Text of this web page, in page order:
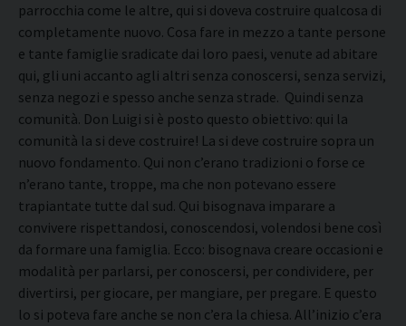
parrocchia come le altre, qui si doveva costruire qualcosa di
completamente nuovo. Cosa fare in mezzo a tante persone
e tante famiglie sradicate dai loro paesi, venute ad abitare
qui, gli uni accanto agli altri senza conoscersi, senza servizi,
senza negozi e spesso anche senza strade. Quindi senza
comunità. Don Luigi si è posto questo obiettivo: qui la
comunità la si deve costruire! La si deve costruire sopra un
nuovo fondamento. Qui non c’erano tradizioni o forse ce
n’erano tante, troppe, ma che non potevano essere
trapiantate tutte dal sud. Qui bisognava imparare a
convivere rispettandosi, conoscendosi, volendosi bene così
da formare una famiglia. Ecco: bisognava creare occasioni e
modalità per parlarsi, per conoscersi, per condividere, per
divertirsi, per giocare, per mangiare, per pregare. E questo
lo si poteva fare anche se non c’era la chiesa. All’inizio c’era